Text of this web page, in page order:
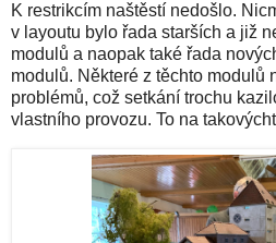
K restrikcím naštěstí nedošlo.
v layoutu bylo řada starších a již
modulů a naopak také řada
modulů. Některé z těchto modulů
problémů, což setkání trochu
vlastního provozu. To na